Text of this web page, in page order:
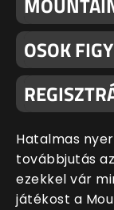
OSOK
Hatalmas
továbbjutás
ezekkel vár
játékost a